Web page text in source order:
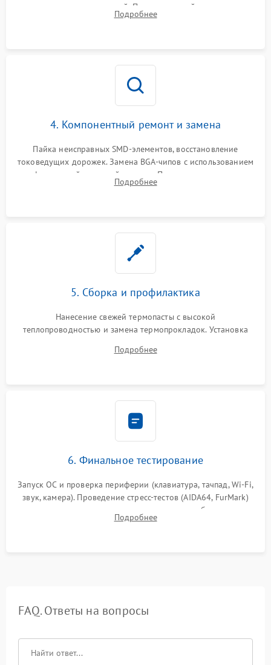
дежурных напряжений. Проверка цепей питания,
мультиконтроллера, процессора и видеочипа.
Подробнее
4. Компонентный ремонт и замена
Пайка неисправных SMD-элементов, восстановление
токоведущих дорожек. Замена BGA-чипов с использованием
инфракрасной паяльной станции. Прошивка микросхемы
BIOS или замена поврежденных портов USB
Подробнее
5. Сборка и профилактика
Нанесение свежей термопасты с высокой
теплопроводностью и замена термопрокладок. Установка
шлейфов, модулей памяти и накопителей. Предварительная
Подробнее
6. Финальное тестирование
Запуск ОС и проверка периферии (клавиатура, тачпад, Wi-Fi,
звук, камера). Проведение стресс-тестов (AIDA64, FurMark)
для контроля температурного режима и стабильности
системы под пиковой нагрузкой.
Подробнее
FAQ. Ответы на вопросы